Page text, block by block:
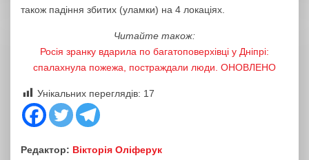
також падіння збитих (уламки) на 4 локаціях.
Читайте також:
Росія зранку вдарила по багатоповерхівці у Дніпрі:
спалахнула пожежа, постраждали люди. ОНОВЛЕНО
Унікальних переглядів: 17
Редактор: Вікторія Оліферук